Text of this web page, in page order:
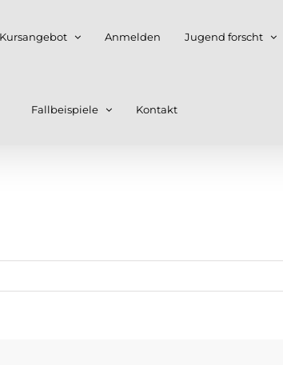
Kursangebot Anmelden Jugend forscht
Fallbeispiele Kontakt